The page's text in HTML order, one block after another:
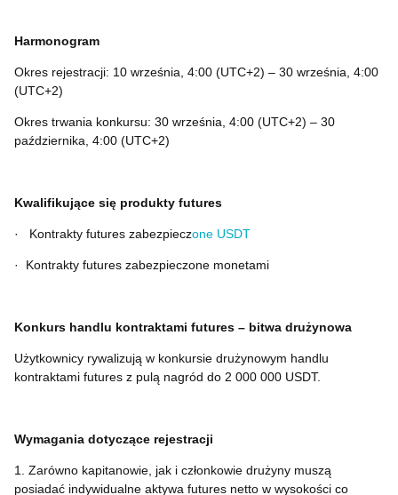
Harmonogram
Okres rejestracji: 10 września, 4:00 (UTC+2) – 30 września, 4:00
(UTC+2)
Okres trwania konkursu: 30 września, 4:00 (UTC+2) – 30
października, 4:00 (UTC+2)
Kwalifikujące się produkty futures
· Kontrakty futures zabezpieczone USDT
· Kontrakty futures zabezpieczone monetami
Konkurs handlu kontraktami futures – bitwa drużynowa
Użytkownicy rywalizują w konkursie drużynowym handlu
kontraktami futures z pulą nagród do 2 000 000 USDT.
Wymagania dotyczące rejestracji
1. Zarówno kapitanowie, jak i członkowie drużyny muszą
posiadać indywidualne aktywa futures netto w wysokości co